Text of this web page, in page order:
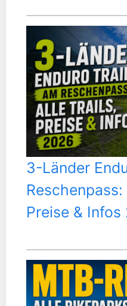
3-Länder
Preise & Infos